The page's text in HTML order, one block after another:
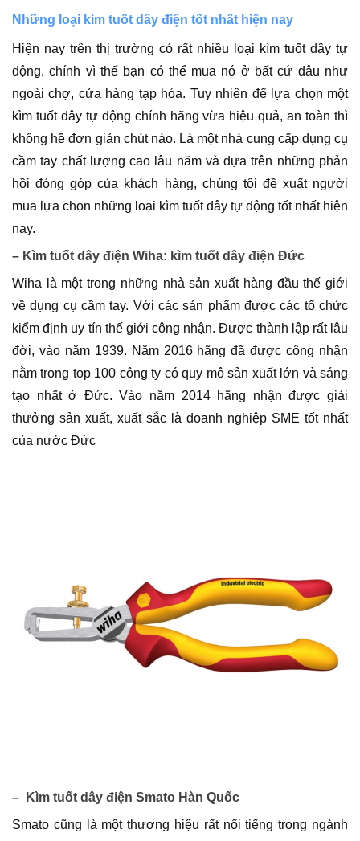
Những loại kìm tuốt dây điện tốt nhất hiện nay
Hiện nay trên thị trường có rất nhiều loại kìm tuốt dây tự
động, chính vì thế bạn có thể mua nó ở bất cứ đâu như
ngoài chợ, cửa hàng tạp hóa. Tuy nhiên để lựa chọn một
kìm tuốt dây tự động chính hãng vừa hiệu quả, an toàn thì
không hề đơn giản chút nào. Là một nhà cung cấp dụng cụ
cầm tay chất lượng cao lâu năm và dựa trên những phản
hồi đóng góp của khách hàng, chúng tôi đề xuất người
mua lựa chọn những loại kìm tuốt dây tự động tốt nhất hiện
nay.
– Kìm tuốt dây điện Wiha: kìm tuốt dây điện Đức
Wiha là một trong những nhà sản xuất hàng đầu thế giới
về dụng cụ cầm tay. Với các sản phẩm được các tổ chức
kiểm định uy tín thế giới công nhận. Được thành lập rất lâu
đời, vào năm 1939. Năm 2016 hãng đã được công nhận
nằm trong top 100 công ty có quy mô sản xuất lớn và sáng
tạo nhất ở Đức. Vào năm 2014 hãng nhận được giải
thưởng sản xuất, xuất sắc là doanh nghiệp SME tốt nhất
của nước Đức
– Kìm tuốt dây điện Smato Hàn Quốc
Smato cũng là một thương hiệu rất nổi tiếng trong ngành